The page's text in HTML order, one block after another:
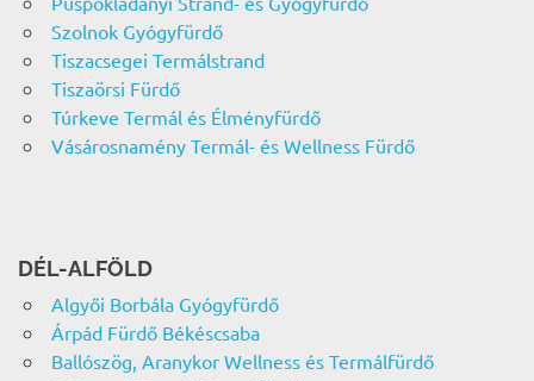
Szolnok Gyógyfürdő
Tiszacsegei Termálstrand
Tiszaörsi Fürdő
Túrkeve Termál és Élményfürdő
Vásárosnamény Termál- és Wellness Fürdő
DÉL-ALFÖLD
Algyői Borbála Gyógyfürdő
Árpád Fürdő Békéscsaba
Ballószög, Aranykor Wellness és Termálfürdő